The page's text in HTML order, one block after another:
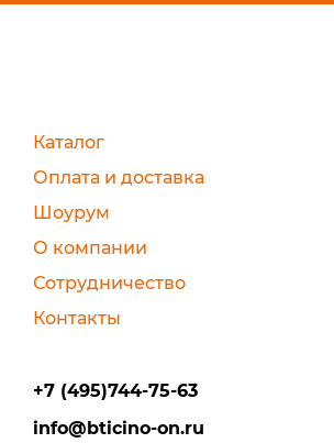
Каталог
Оплата и доставка
Шоурум
О компании
Сотрудничество
Контакты
+7 (495)744-75-63
info@bticino-on.ru